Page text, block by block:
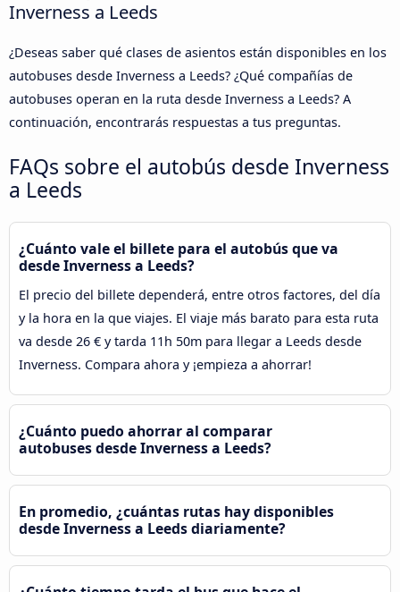
Inverness a Leeds
¿Deseas saber qué clases de asientos están disponibles en los
autobuses desde Inverness a Leeds? ¿Qué compañías de
autobuses operan en la ruta desde Inverness a Leeds? A
continuación, encontrarás respuestas a tus preguntas.
FAQs sobre el autobús desde Inverness
a Leeds
¿Cuánto vale el billete para el autobús que va
desde Inverness a Leeds?
El precio del billete dependerá, entre otros factores, del día
y la hora en la que viajes. El viaje más barato para esta ruta
va desde 26 € y tarda 11h 50m para llegar a Leeds desde
Inverness. Compara ahora y ¡empieza a ahorrar!
¿Cuánto puedo ahorrar al comparar
autobuses desde Inverness a Leeds?
En promedio, ¿cuántas rutas hay disponibles
desde Inverness a Leeds diariamente?